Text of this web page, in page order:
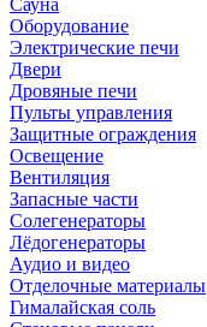
Сауна
Оборудование
Электрические печи
Двери
Дровяные печи
Пульты управления
Защитные ограждения
Освещение
Вентиляция
Запасные части
Солегенераторы
Лёдогенераторы
Аудио и видео
Отделочные материалы
Гималайская соль